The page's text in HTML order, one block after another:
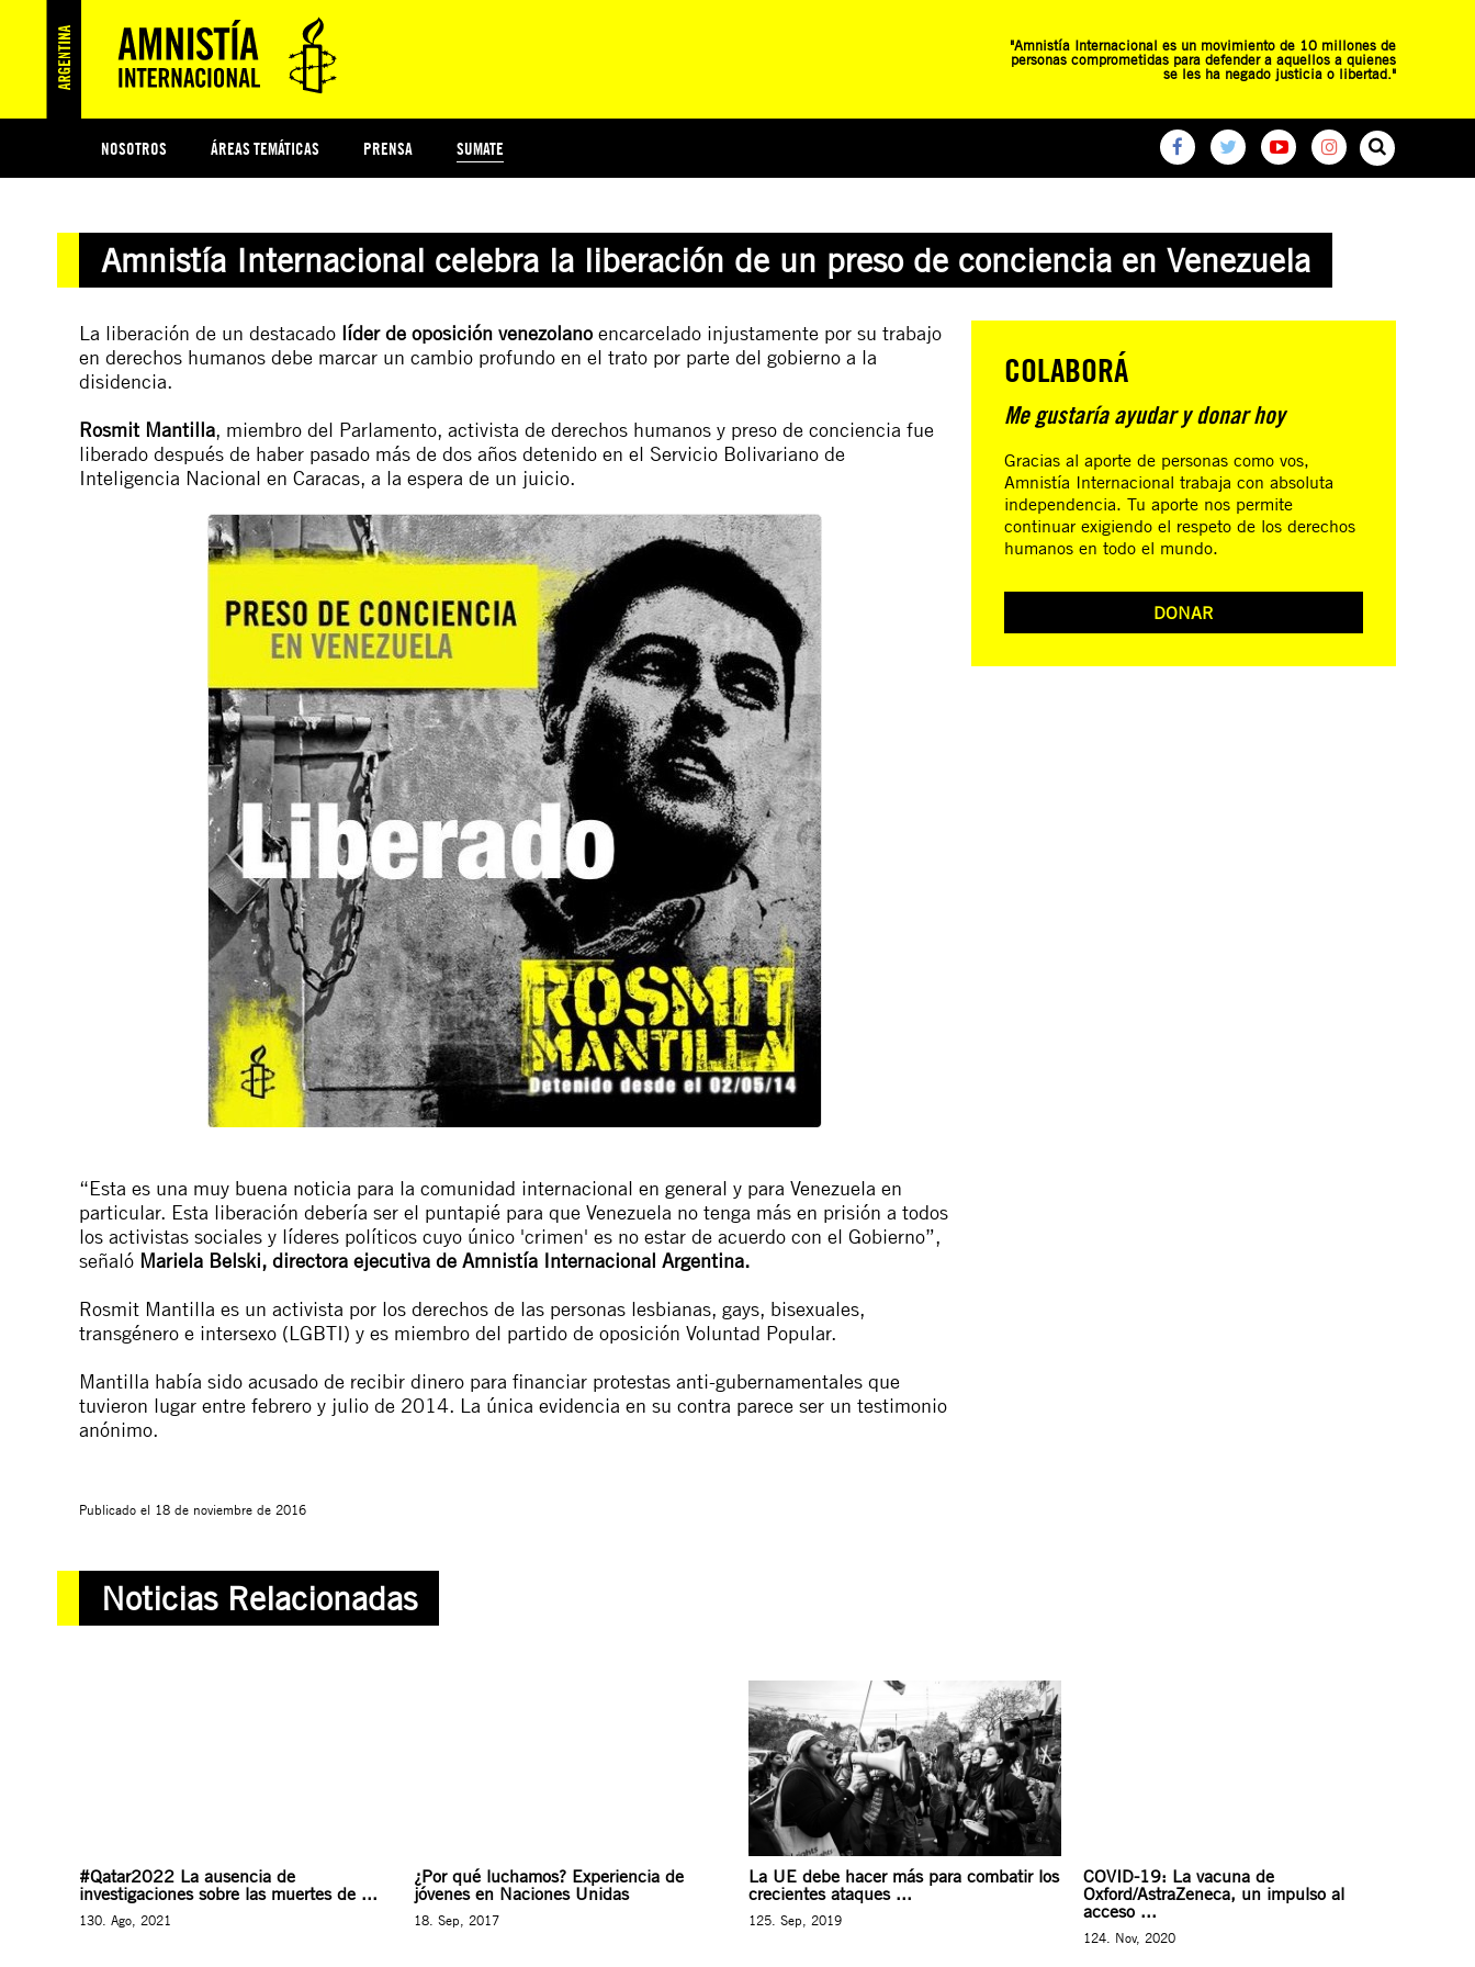
"Amnistía Internacional es un movimiento de 10 millones de
personas comprometidas para defender a aquellos a quienes
se les ha negado justicia o libertad."
NOSOTROS ÁREAS TEMÁTICAS PRENSA SUMATE
PREGUNTAS FRECUENTES
Amnistía Internacional celebra la liberación de un preso de conciencia en Venezuela
La liberación de un destacado líder de oposición venezolano encarcelado injustamente por su trabajo
en derechos humanos debe marcar un cambio profundo en el trato por parte del gobierno a la
disidencia.
Rosmit Mantilla, miembro del Parlamento, activista de derechos humanos y preso de conciencia fue
liberado después de haber pasado más de dos años detenido en el Servicio Bolivariano de
Inteligencia Nacional en Caracas, a la espera de un juicio.
“Esta es una muy buena noticia para la comunidad internacional en general y para Venezuela en
particular. Esta liberación debería ser el puntapié para que Venezuela no tenga más en prisión a todos
los activistas sociales y líderes políticos cuyo único 'crimen' es no estar de acuerdo con el Gobierno”,
señaló Mariela Belski, directora ejecutiva de Amnistía Internacional Argentina.
Rosmit Mantilla es un activista por los derechos de las personas lesbianas, gays, bisexuales,
transgénero e intersexo (LGBTI) y es miembro del partido de oposición Voluntad Popular.
Mantilla había sido acusado de recibir dinero para financiar protestas anti-gubernamentales que
tuvieron lugar entre febrero y julio de 2014. La única evidencia en su contra parece ser un testimonio
anónimo.
Publicado el 18 de noviembre de 2016
COLABORÁ
Me gustaría ayudar y donar hoy
Gracias al aporte de personas como vos,
Amnistía Internacional trabaja con absoluta
independencia. Tu aporte nos permite
continuar exigiendo el respeto de los derechos
humanos en todo el mundo.
DONAR
Noticias Relacionadas
#Qatar2022 La ausencia de
investigaciones sobre las muertes de ...
130. Ago, 2021
¿Por qué luchamos? Experiencia de
jóvenes en Naciones Unidas
18. Sep, 2017
La UE debe hacer más para combatir los
crecientes ataques ...
125. Sep, 2019
COVID-19: La vacuna de
Oxford/AstraZeneca, un impulso al
acceso ...
124. Nov, 2020